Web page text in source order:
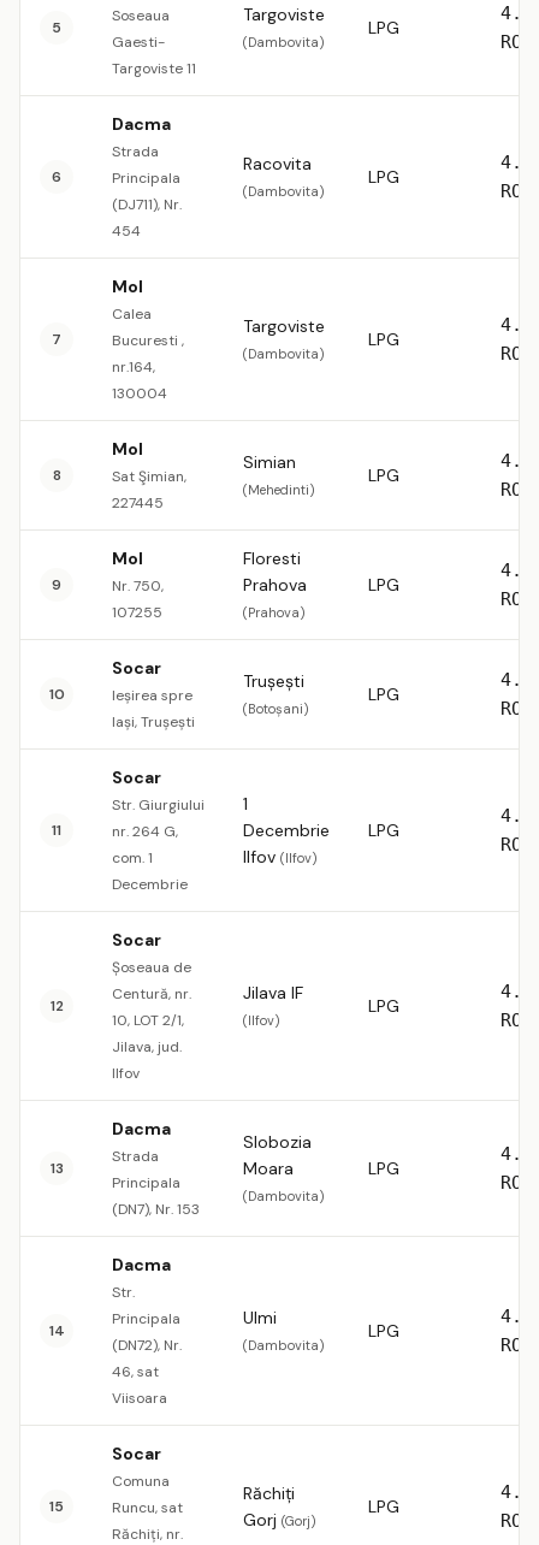
5
Soseaua
Gaesti-
Targoviste 11
Targoviste
(Dambovita)
LPG
6
Dacma
Strada
Principala
(DJ711), Nr.
454
Racovita
(Dambovita)
LPG
7
Mol
Calea
Bucuresti ,
nr.164,
130004
Targoviste
(Dambovita)
LPG
8
Mol
Sat Şimian,
227445
Simian
(Mehedinti)
LPG
9
Mol
Nr. 750,
107255
Floresti
Prahova
(Prahova)
LPG
10
Socar
Ieșirea spre
Iași, Trușești
Trușești
(Botoșani)
LPG
11
Socar
Str. Giurgiului
nr. 264 G,
com. 1
Decembrie
1
Decembrie
Ilfov (Ilfov)
LPG
12
Socar
Șoseaua de
Centură, nr.
10, LOT 2/1,
Jilava, jud.
Ilfov
Jilava IF
(Ilfov)
LPG
13
Dacma
Strada
Principala
(DN7), Nr. 153
Slobozia
Moara
(Dambovita)
LPG
14
Dacma
Str.
Principala
(DN72), Nr.
46, sat
Viisoara
Ulmi
(Dambovita)
LPG
15
Socar
Comuna
Runcu, sat
Răchiți, nr.
Răchiți
Gorj (Gorj)
LPG